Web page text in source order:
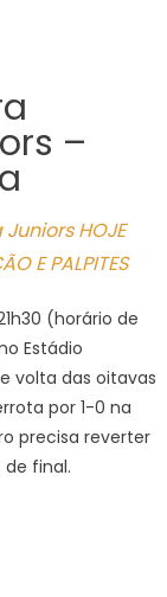
–
Juniors HOJE
E PALPITES
(horário de
Estádio
volta das oitavas
por 1-0 na
precisa reverter
final.